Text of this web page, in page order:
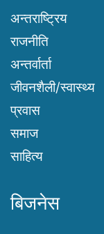
अन्तराष्ट्रिय
राजनीति
अन्तर्वार्ता
जीवनशैली/स्वास्थ्य
प्रवास
समाज
साहित्य
बिजनेस